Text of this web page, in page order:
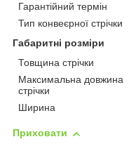
Гарантійний термін
Тип конвеєрної стрічки
Габаритні розміри
Товщина стрічки
Максимальна довжина
стрічки
Ширина
Приховати